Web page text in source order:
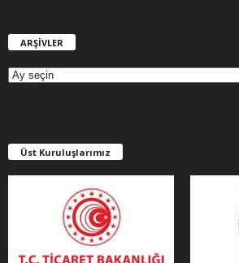
ARŞİVLER
E
R
Üst Kuruluşlarımız